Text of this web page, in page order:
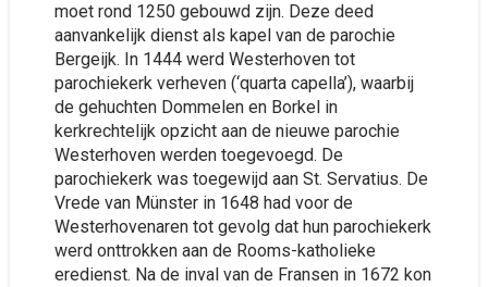
moet rond 1250 gebouwd zijn. Deze deed
aanvankelijk dienst als kapel van de parochie
Bergeijk. In 1444 werd Westerhoven tot
parochiekerk verheven (‘quarta capella’), waarbij
de gehuchten Dommelen en Borkel in
kerkrechtelijk opzicht aan de nieuwe parochie
Westerhoven werden toegevoegd. De
parochiekerk was toegewijd aan St. Servatius. De
Vrede van Münster in 1648 had voor de
Westerhovenaren tot gevolg dat hun parochiekerk
werd onttrokken aan de Rooms-katholieke
eredienst. Na de inval van de Fransen in 1672 kon